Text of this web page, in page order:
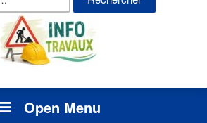
Open Menu